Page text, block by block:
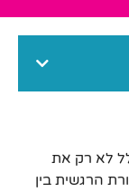
לא רק את
הרגשית בין